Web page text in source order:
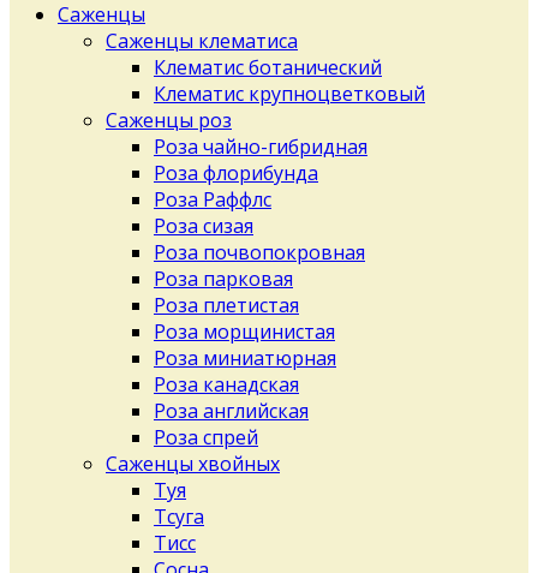
Саженцы
Саженцы клематиса
Клематис ботанический
Клематис крупноцветковый
Саженцы роз
Роза чайно-гибридная
Роза флорибунда
Роза Раффлс
Роза сизая
Роза почвопокровная
Роза парковая
Роза плетистая
Роза морщинистая
Роза миниатюрная
Роза канадская
Роза английская
Роза спрей
Саженцы хвойных
Туя
Тсуга
Тисс